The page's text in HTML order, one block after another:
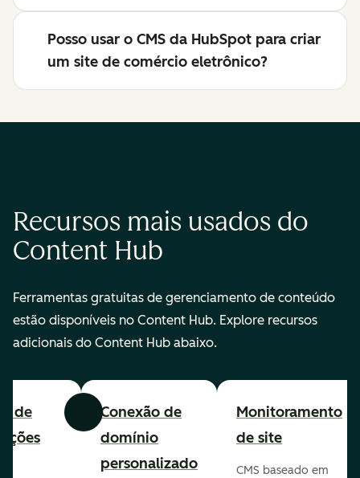
Posso usar o CMS da HubSpot para criar
um site de comércio eletrônico?
Recursos mais usados do
Content Hub
Ferramentas gratuitas de gerenciamento de conteúdo
estão disponíveis no Content Hub. Explore recursos
adicionais do Content Hub abaixo.
Anterior Avançar
de
Conexão de
domínio
personalizado
Monitoramento
de site
CMS baseado em